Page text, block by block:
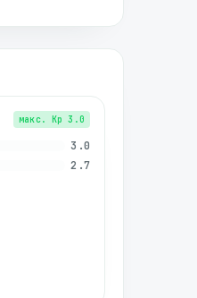
макс. Kp 3.0
3.0
2.7